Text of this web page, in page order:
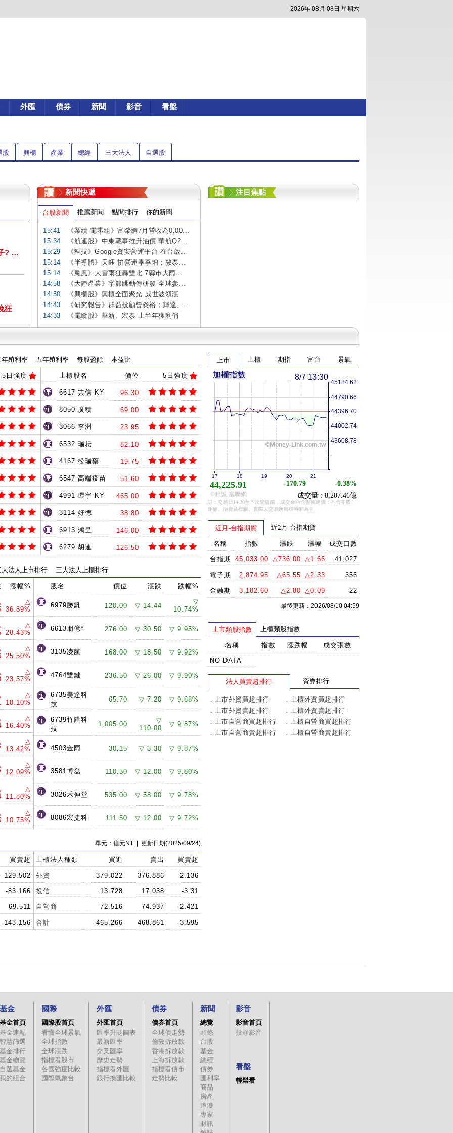
2026年 08月 08日 星期六
外匯 債券 新聞 影音 看盤
股 興櫃 產業 總經 三大法人 自選股
? ...
狂
新聞快遞
台股新聞 推薦新聞 點閱排行 你的新聞
15:41
《業績-電零組》富榮綱7月營收為0.00...
15:34
《航運股》中東戰事推升油價 華航Q2...
15:29
《科技》Google資安營運平台 在台啟...
15:14
《半導體》天鈺 拚營運季季增；敦泰...
15:14
《颱風》大雷雨狂轟雙北 7縣市大雨...
14:58
《大陸產業》字節跳動傳研發 全球參...
14:50
《興櫃股》興櫃全面聚光 威世波領漲
14:43
《研究報告》群益投顧曾炎裕：輝達、...
14:33
《電纜股》華新、宏泰 上半年獲利俏
注目焦點
年殖利率 五年殖利率 每股盈餘 本益比
5日強度 上櫃股名 價位 5日強度
6617 共信-KY 96.30
8050 廣積 69.00
3066 李洲 23.95
6532 瑞耘 82.10
4167 松瑞藥 19.75
6547 高端疫苗 51.60
4991 環宇-KY 465.00
3114 好德 38.80
6913 鴻呈 146.00
6279 胡連 126.50
大法人上市排行 三大法人上櫃排行
漲幅%
△
36.89%
△
28.43%
△
25.50%
△
23.57%
△
18.10%
△
16.40%
△
13.42%
△
12.09%
△
11.80%
△
10.75%
股名 價位 漲跌 跌幅%
6979勝釩 120.00 ▽ 14.44
▽
10.74%
6613朋億* 276.00 ▽ 30.50 ▽ 9.95%
3135凌航 168.00 ▽ 18.50 ▽ 9.92%
4764雙鍵 236.50 ▽ 26.00 ▽ 9.90%
6735美達科
技
65.70 ▽ 7.20 ▽ 9.88%
6739竹陞科
技
1,005.00
▽
110.00
▽ 9.87%
4503金雨 30.15 ▽ 3.30 ▽ 9.87%
3581博磊 110.50 ▽ 12.00 ▽ 9.80%
3026禾伸堂 535.00 ▽ 58.00 ▽ 9.78%
8086宏捷科 111.50 ▽ 12.00 ▽ 9.72%
單元：億元NT | 更新日期(2025/09/24)
買賣超
-129.502
-83.166
69.511
-143.156
上櫃法人種類 買進 賣出 買賣超
外資 379.022 376.886 2.136
投信 13.728 17.038 -3.31
自營商 72.516 74.937 -2.421
合計 465.266 468.861 -3.595
上市 上櫃 期指 富台 景氣
©Money-Link.com.tw
8/7 13:30
44,225.91 -170.79
-0.38%
成交量 : 8,207.46億
加權指數
17 18 19 20 21
©精誠.富聯網
43608.78
44002.74
44396.70
44790.66
45184.62
註：交易日14:30至下次開盤前，成交金額含盤後定價，不含零股、
鉅額、拍賣及標購。實際以交易所轉檔時間為主。
近月-台指期貨 近2月-台指期貨
名稱 指數 漲跌 漲幅 成交口數
台指期 45,033.00 △736.00 △1.66 41,027
電子期 2,874.95 △65.55 △2.33 356
金融期 3,182.60 △2.80 △0.09 22
最後更新：2026/08/10 04:59
上市類股指數 上櫃類股指數
名稱 指數 漲跌幅
成交張數
NO DATA
法人買賣超排行 資券排行
． 上市外資買超排行
． 上市外資賣超排行
． 上市自營商買超排行
． 上市自營商賣超排行
． 上櫃外資買超排行
． 上櫃外資賣超排行
． 上櫃自營商買超排行
． 上櫃自營商賣超排行
基金
基金首頁
基金速配
智慧篩選
基金排行
基金總覽
自選基金
我的組合
國際
國際股首頁
看懂全球景氣
全球指數
全球漲跌
指標看股市
各國強度比較
國際氣象台
外匯
外匯首頁
匯率升貶圖表
最新匯率
交叉匯率
歷史走勢
指標看外匯
銀行換匯比較
債券
債券首頁
全球債走勢
倫敦拆放款
香港拆放款
上海拆放款
指標看債市
走勢比較
新聞
總覽
頭條
台股
基金
總經
債券
匯利率
商品
房產
道瓊
專家
財訊
影音
影音首頁
投顧影音
看盤
輕鬆看